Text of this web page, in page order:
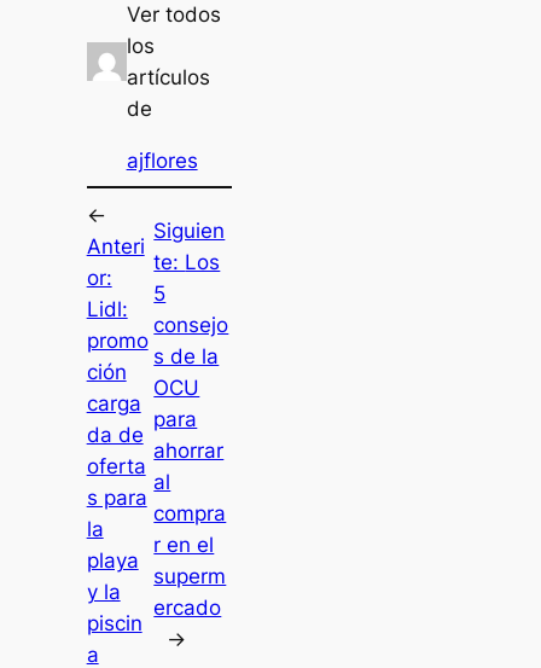
Ver todos
los
artículos
de
ajflores
←
Anteri
or:
Lidl:
promo
ción
carga
da de
oferta
s para
la
playa
y la
piscin
a
Siguien
te: Los
5
consejo
s de la
OCU
para
ahorrar
al
compra
r en el
superm
ercado
→